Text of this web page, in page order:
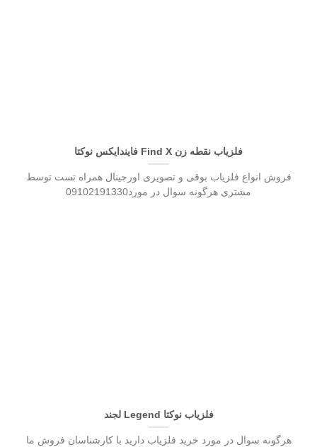
فلزیاب نقطه زن Find X فایندایکس نوکتا
فروش انواع فلزیاب بوقی و تصویری اورجینال همراه تست توسط
مشتری هرگونه سوال در مورد09102191330
فلزیاب نوکتا Legend لجند
هرگونه سوال در مورد خرید فلزیاب دارید با کارشناسان فروش ما